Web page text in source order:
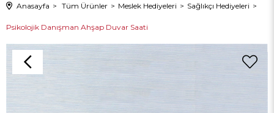
Anasayfa Tüm Ürünler Meslek Hediyeleri Sağlıkçı Hediyeleri
Psikolojik Danışman Ahşap Duvar Saati